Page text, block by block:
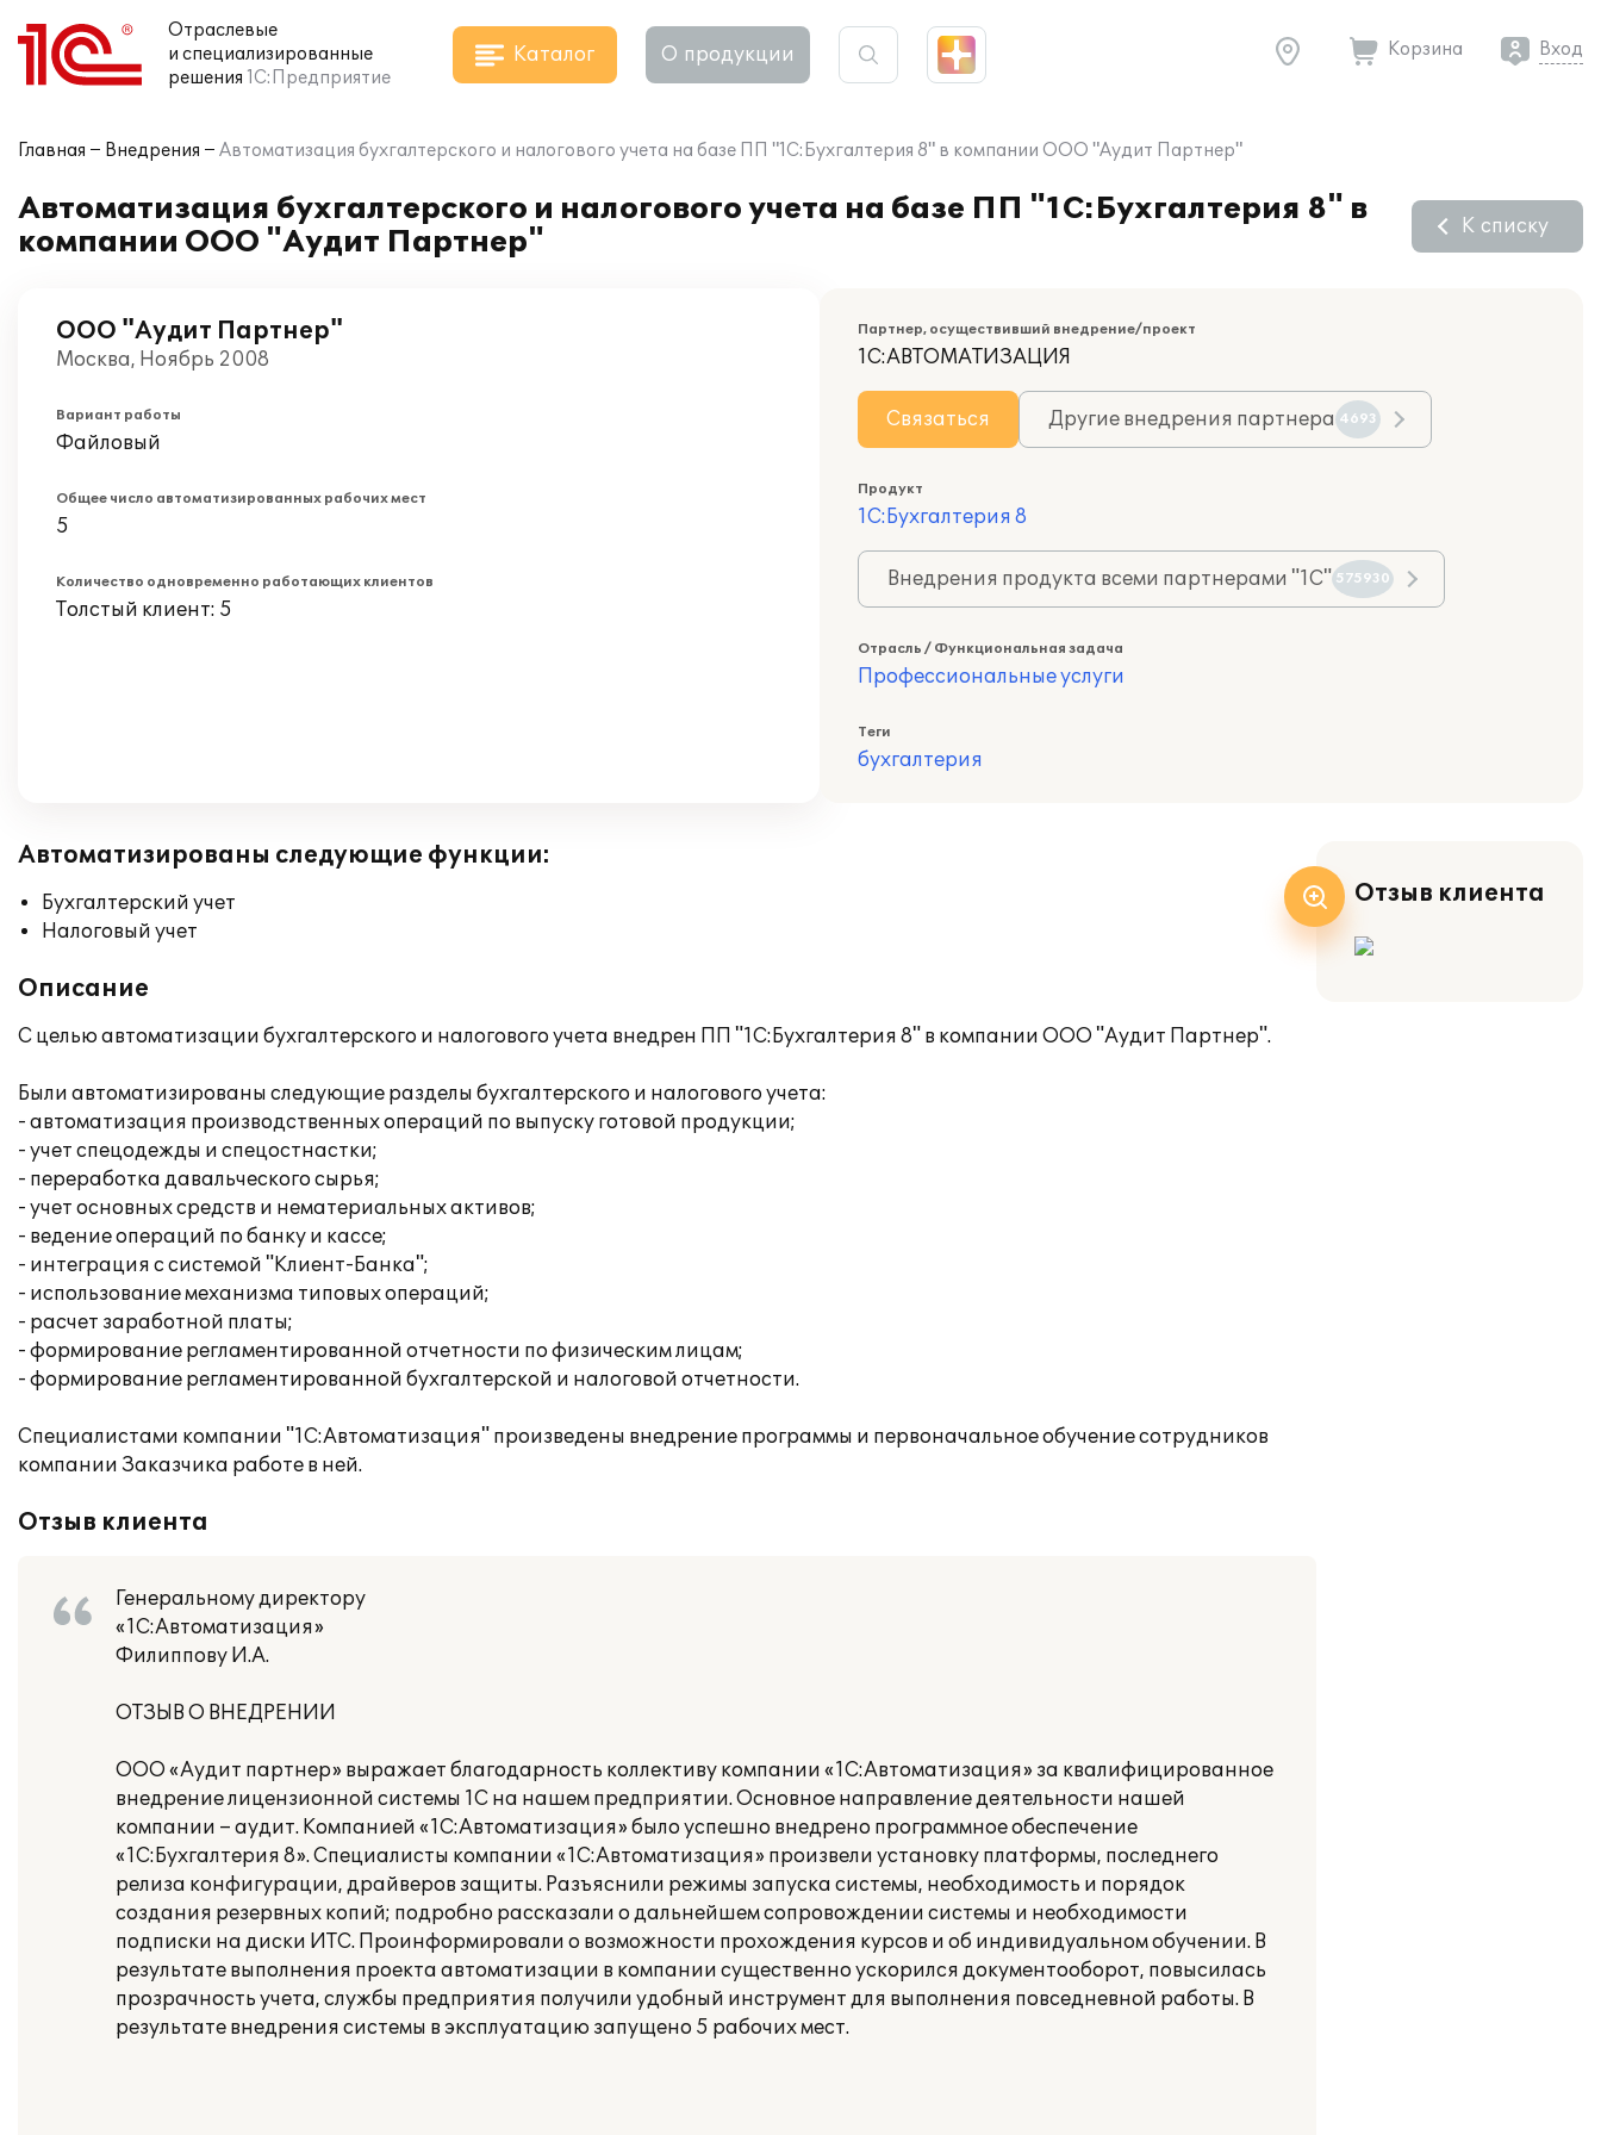
Отраслевые
и специализированные
решения 1С:Предприятие
Каталог О продукции Корзина Вход
Главная Внедрения Автоматизация бухгалтерского и налогового учета на базе ПП "1С:Бухгалтерия 8" в компании ООО "Аудит Партнер"
Автоматизация бухгалтерского и налогового учета на базе ПП "1С:Бухгалтерия 8" в
компании ООО "Аудит Партнер"
К списку
ООО "Аудит Партнер"
Москва, Ноябрь 2008
Вариант работы
Файловый
Общее число автоматизированных рабочих мест
5
Количество одновременно работающих клиентов
Толстый клиент: 5
Партнер, осуществивший внедрение/проект
1С:АВТОМАТИЗАЦИЯ
Связаться Другие внедрения партнера 4693
Продукт
1С:Бухгалтерия 8
Внедрения продукта всеми партнерами "1С" 575930
Отрасль / Функциональная задача
Профессиональные услуги
Теги
бухгалтерия
Автоматизированы следующие функции:
Бухгалтерский учет
Налоговый учет
Описание
С целью автоматизации бухгалтерского и налогового учета внедрен ПП "1С:Бухгалтерия 8" в компании ООО "Аудит Партнер".
Были автоматизированы следующие разделы бухгалтерского и налогового учета:
- автоматизация производственных операций по выпуску готовой продукции;
- учет спецодежды и спецостнастки;
- переработка давальческого сырья;
- учет основных средств и нематериальных активов;
- ведение операций по банку и кассе;
- интеграция с системой "Клиент-Банка";
- использование механизма типовых операций;
- расчет заработной платы;
- формирование регламентированной отчетности по физическим лицам;
- формирование регламентированной бухгалтерской и налоговой отчетности.
Специалистами компании "1С:Автоматизация" произведены внедрение программы и первоначальное обучение сотрудников
компании Заказчика работе в ней.
Отзыв клиента
Генеральному директору
«1С:Автоматизация»
Филиппову И.А.
ОТЗЫВ О ВНЕДРЕНИИ
ООО «Аудит партнер» выражает благодарность коллективу компании «1С:Автоматизация» за квалифицированное
внедрение лицензионной системы 1С на нашем предприятии. Основное направление деятельности нашей
компании – аудит. Компанией «1С:Автоматизация» было успешно внедрено программное обеспечение
«1С:Бухгалтерия 8». Специалисты компании «1С:Автоматизация» произвели установку платформы, последнего
релиза конфигурации, драйверов защиты. Разъяснили режимы запуска системы, необходимость и порядок
создания резервных копий; подробно рассказали о дальнейшем сопровождении системы и необходимости
подписки на диски ИТС. Проинформировали о возможности прохождения курсов и об индивидуальном обучении. В
результате выполнения проекта автоматизации в компании существенно ускорился документооборот, повысилась
прозрачность учета, службы предприятия получили удобный инструмент для выполнения повседневной работы. В
результате внедрения системы в эксплуатацию запущено 5 рабочих мест.
Отзыв клиента